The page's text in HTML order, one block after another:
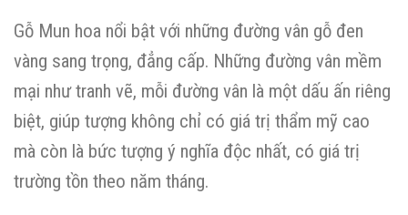
Gỗ Mun hoa nổi bật với những đường vân gỗ đen
vàng sang trọng, đẳng cấp. Những đường vân mềm
mại như tranh vẽ, mỗi đường vân là một dấu ấn riêng
biệt, giúp tượng không chỉ có giá trị thẩm mỹ cao
mà còn là bức tượng ý nghĩa độc nhất, có giá trị
trường tồn theo năm tháng.